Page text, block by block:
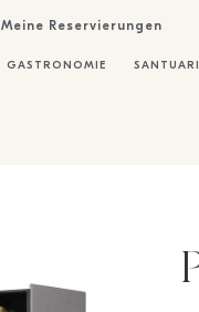
Meine Reservierungen
GASTRONOMIE